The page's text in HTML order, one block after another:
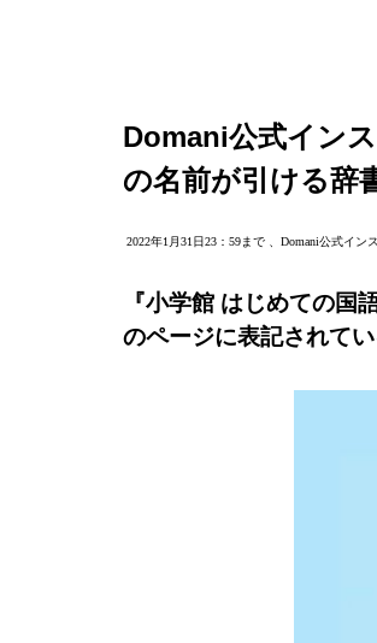
Domani公式イン
の名前が引ける辞
2022年1月31日23：59まで 、Domani公式イ
『小学館 はじめての国
のページに表記されてい